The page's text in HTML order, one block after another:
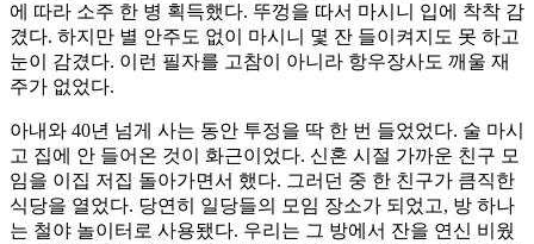
에 따라 소주 한 병 획득했다. 뚜껑을 따서 마시니 입에 착착 감
겼다. 하지만 별 안주도 없이 마시니 몇 잔 들이켜지도 못 하고
눈이 감겼다. 이런 필자를 고참이 아니라 항우장사도 깨울 재
주가 없었다.
아내와 40년 넘게 사는 동안 투정을 딱 한 번 들었었다. 술 마시
고 집에 안 들어온 것이 화근이었다. 신혼 시절 가까운 친구 모
임을 이집 저집 돌아가면서 했다. 그러던 중 한 친구가 큼직한
식당을 열었다. 당연히 일당들의 모임 장소가 되었고, 방 하나
는 철야 놀이터로 사용됐다. 우리는 그 방에서 잔을 연신 비웠